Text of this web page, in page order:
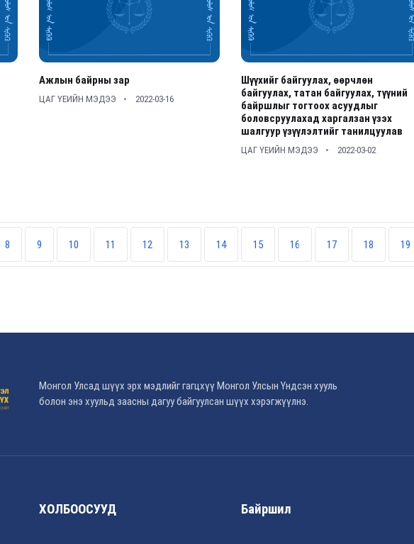
Ажлын байрны зар
ЦАГ ҮЕИЙН МЭДЭЭ 2022-03-16
Шүүхийг байгуулах, өөрчлөн
байгуулах, татан байгуулах, түүний
байршлыг тогтоох асуудлыг
боловсруулахад харгалзан үзэх
шалгуур үзүүлэлтийг танилцуулав
ЦАГ ҮЕИЙН МЭДЭЭ 2022-03-02
8 9 10 11 12 13 14 15 16 17 18 19
Монгол Улсад шүүх эрх мэдлийг гагцхүү Монгол Улсын Үндсэн хууль
болон энэ хуульд заасны дагуу байгуулсан шүүх хэрэгжүүлнэ.
ХОЛБООСУУД Байршил